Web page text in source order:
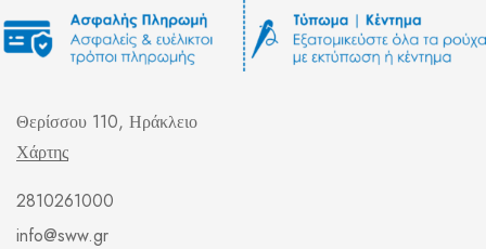
Θερίσσου 110, Ηράκλειο
Χάρτης
2810261000
info@sww.gr